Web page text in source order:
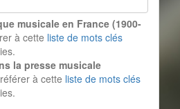
musicale en France (1900-
à cette liste de mots clés
la presse musicale
à cette liste de mots clés